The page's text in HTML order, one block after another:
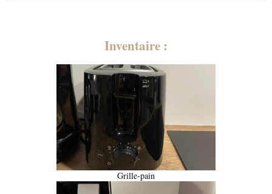
Inventaire :
Grille-pain